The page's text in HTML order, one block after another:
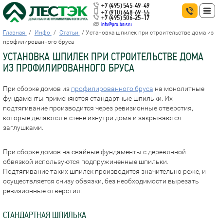
+7 (495) 545-49-49
+7 (910) 648-69-55
+7 (495) 506-25-17
info@pro-brus.ru
Главная Инфо Статьи
Установка шпилек при строительстве дома из
профилированного бруса
УСТАНОВКА ШПИЛЕК ПРИ СТРОИТЕЛЬСТВЕ ДОМА
ИЗ ПРОФИЛИРОВАННОГО БРУСА
При сборке домов из профилированного бруса на монолитные
фундаменты применяются стандартные шпильки. Их
подтягивание производится через ревизионные отверстия,
которые делаются в стене изнутри дома и закрываются
заглушками.
При сборке домов на свайные фундаменты с деревянной
обвязкой используются подпружиненные шпильки.
Подтягивание таких шпилек производится значительно реже, и
осуществляется снизу обвязки, без необходимости вырезать
ревизионные отверстия.
СТАНДАРТНАЯ ШПИЛЬКА